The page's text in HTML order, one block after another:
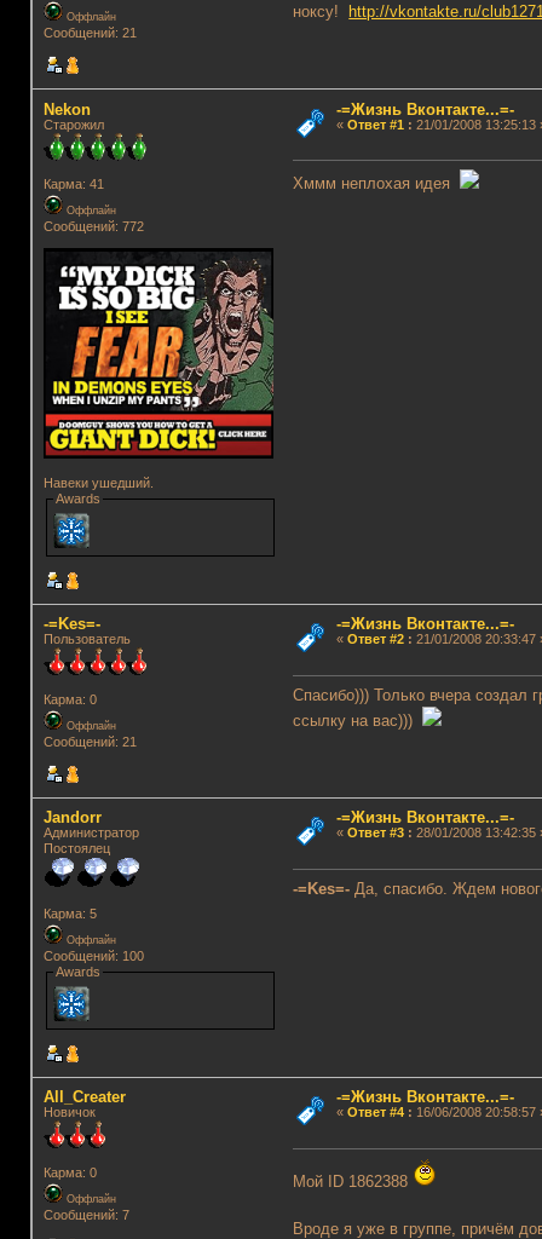
Оффлайн
Сообщений: 21
ноксу!
http://vkontakte.ru/
Nekon
Старожил
Карма: 41
Оффлайн
Сообщений: 772
Навеки ушедший.
Awards
-=Жизнь Вконтакте...=-
« Ответ #1 : 21/01/2008 13:25:13
Хммм неплохая идея
-=Kes=-
Пользователь
Карма: 0
Оффлайн
Сообщений: 21
-=Жизнь Вконтакте...=-
« Ответ #2: 21/01/2008 20:33:47
Спасибо))) Только вчера создал
ссылку на вас)))
Jandorr
Администратор
Постоялец
Карма: 5
Оффлайн
Сообщений: 100
Awards
-=Жизнь Вконтакте...=-
« Ответ #3: 28/01/2008 13:42:35
-=Kes=- Да, спасибо. Ждем
All_Creater
Новичок
Карма: 0
Оффлайн
Сообщений: 7
-=Жизнь Вконтакте...=-
« Ответ #4: 16/06/2008 20:58:57
Мой ID 1862388
Вроде я уже в группе, причём